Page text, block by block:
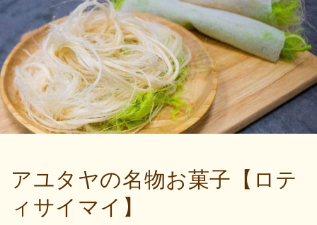
アユタヤの名物お菓子【ロテ
ィサイマイ】